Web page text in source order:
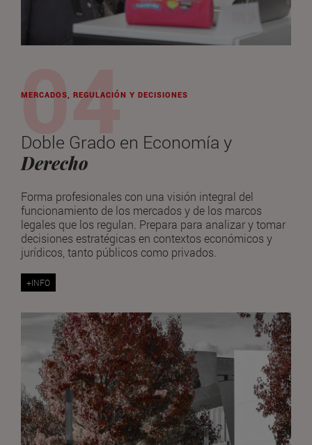
MERCADOS, REGULACIÓN Y DECISIONES
Doble Grado en Economía y
Derecho
Forma profesionales con una visión integral del
funcionamiento de los mercados y de los marcos
legales que los regulan. Prepara para analizar y tomar
decisiones estratégicas en contextos económicos y
jurídicos, tanto públicos como privados.
+INFO